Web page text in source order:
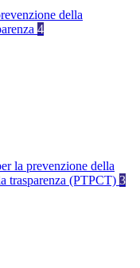
della
4
la prevenzione della
trasparenza (PTPCT) 3